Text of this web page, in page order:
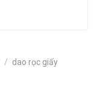
/ dao rọc giấy